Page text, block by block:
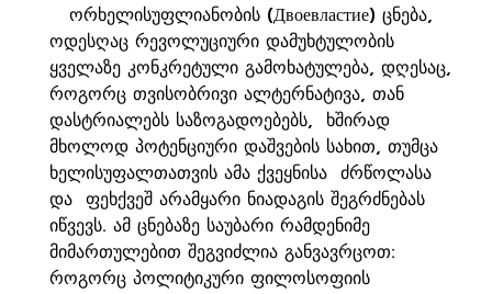
ორხელისუფლიანობის (Двоевластие) ცნება,
ოდესღაც რევოლუციური დამუხტულობის
ყველაზე კონკრეტული გამოხატულება, დღესაც,
როგორც თვისობრივი ალტერნატივა, თან
დასტრიალებს საზოგადოებებს, ხშირად
მხოლოდ პოტენციური დაშვების სახით, თუმცა
ხელისუფალთათვის ამა ქვეყნისა ძრწოლასა
და ფეხქვეშ არამყარი ნიადაგის შეგრძნებას
იწვევს. ამ ცნებაზე საუბარი რამდენიმე
მიმართულებით შეგვიძლია განვავრცოთ:
როგორც პოლიტიკური ფილოსოფიის